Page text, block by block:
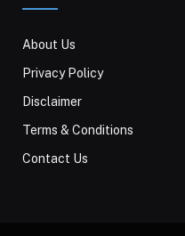
About Us
Privacy Policy
Disclaimer
Terms & Conditions
Contact Us